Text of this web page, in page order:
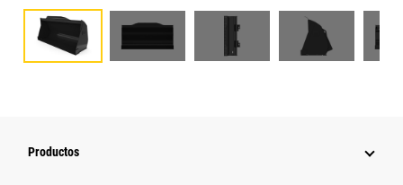
Productos